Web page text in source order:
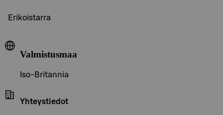
Erikoistarra
Valmistusmaa
Iso-Britannia
Yhteystiedot